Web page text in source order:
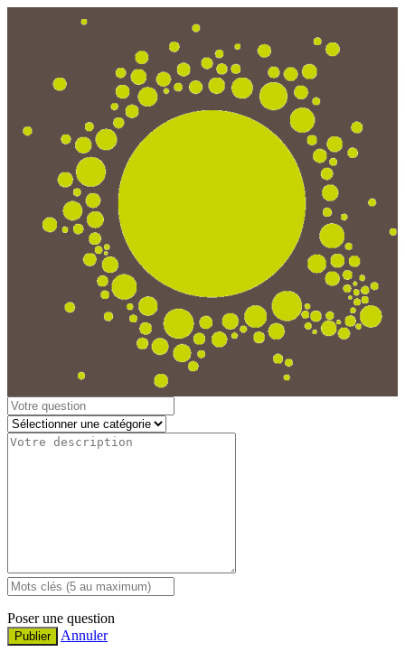
Poser une question
Publier Annuler